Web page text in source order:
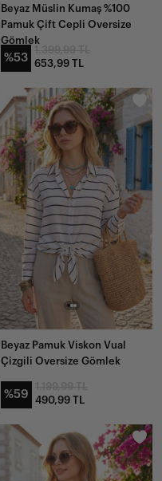
Beyaz Müslin Kumaş %100
Pamuk Çift Cepli Oversize
Gömlek
%53
653,99 TL
Beyaz Pamuk Viskon Vual
Çizgili Oversize Gömlek
%59
490,99 TL